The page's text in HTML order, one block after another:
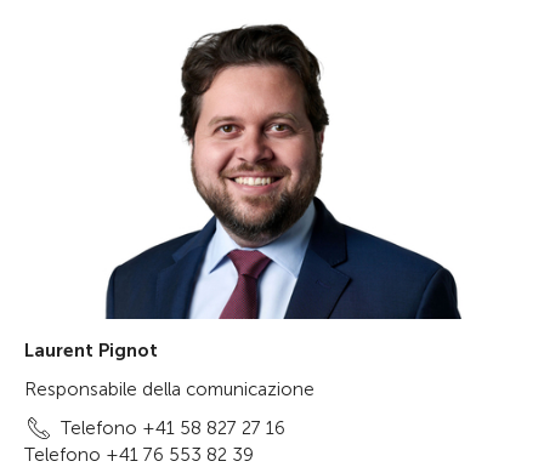
Laurent Pignot
Responsabile della comunicazione
Telefono +41 58 827 27 16
Telefono +41 76 553 82 39